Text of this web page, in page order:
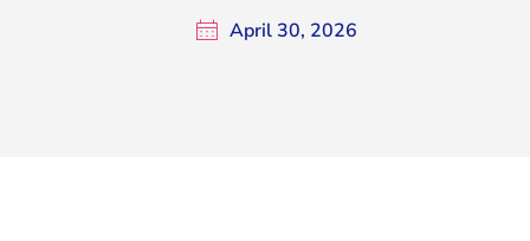
April 30, 2026